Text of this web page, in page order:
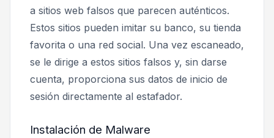
a sitios web falsos que parecen auténticos.
Estos sitios pueden imitar su banco, su tienda
favorita o una red social. Una vez escaneado,
se le dirige a estos sitios falsos y, sin darse
cuenta, proporciona sus datos de inicio de
sesión directamente al estafador.
Instalación de Malware